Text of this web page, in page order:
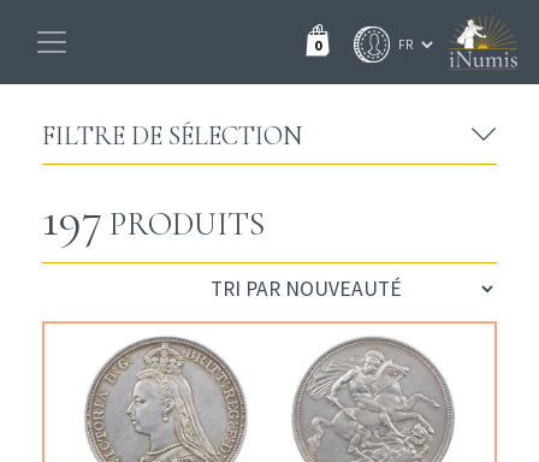
0
FILTRE DE SÉLECTION
197 PRODUITS